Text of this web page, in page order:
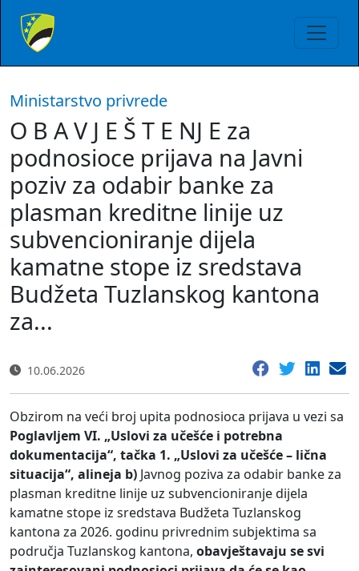
Ministarstvo privrede
O B A V J E Š T E NJ E za
podnosioce prijava na Javni
poziv za odabir banke za
plasman kreditne linije uz
subvencioniranje dijela
kamatne stope iz sredstava
Budžeta Tuzlanskog kantona
za...
10.06.2026
Obzirom na veći broj upita podnosioca prijava u vezi sa
Poglavljem VI. „Uslovi za učešće i potrebna
dokumentacija“, tačka 1. „Uslovi za učešće – lična
situacija“, alineja b) Javnog poziva za odabir banke za
plasman kreditne linije uz subvencioniranje dijela
kamatne stope iz sredstava Budžeta Tuzlanskog
kantona za 2026. godinu privrednim subjektima sa
područja Tuzlanskog kantona, obavještavaju se svi